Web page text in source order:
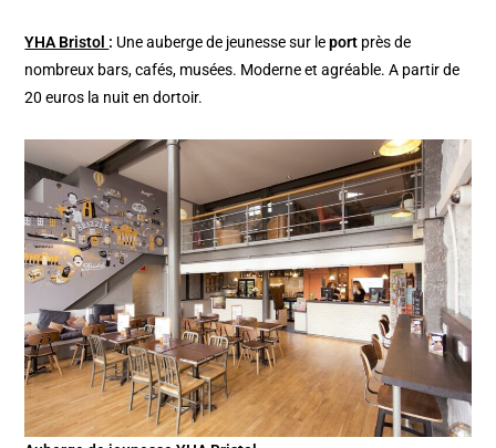
YHA Bristol : Une auberge de jeunesse sur leport près de
nombreux bars, cafés, musées. Moderne et agréable. A partir de
20 euros la nuit en dortoir.